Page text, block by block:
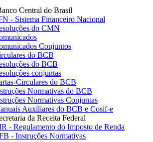
Central do Brasil
- Sistema Financeiro Nacional
do CMN
Conjuntos
do BCB
do BCB
conjuntas
Circulares do BCB
Normativas do BCB
Normativas Conjuntas
Auxiliares do BCB e Cosif-e
da Receita Federal
- Regulamento do Imposto de Renda
- Instruções Normativas